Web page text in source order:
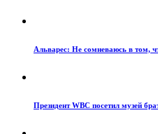
Альварес: Не сомневаюсь в том,
Президент WBC посетил музей